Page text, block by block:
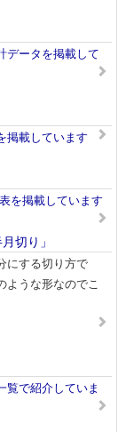
データを掲載して
掲載しています
を掲載しています
切り」
にする切り方で
ような形なのでこ
覧で紹介していま